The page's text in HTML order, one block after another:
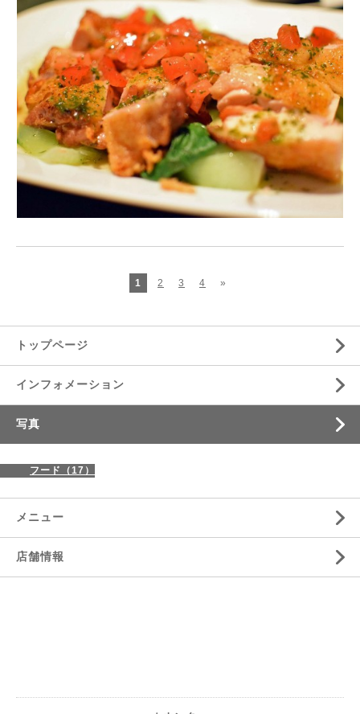
1 2 3 4 »
トップページ
インフォメーション
写真
フード（17）
メニュー
店舗情報